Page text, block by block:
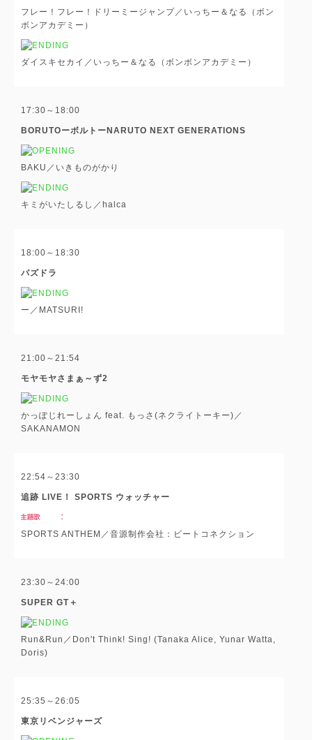
フレー！フレー！ドリーミージャンプ／いっちー＆なる（ボン
ボンアカデミー）
ダイスキセカイ／いっちー＆なる（ボンボンアカデミー）
17:30～18:00
BORUTOーボルトーNARUTO NEXT GENERATIONS
BAKU／いきものがかり
キミがいたしるし／halca
18:00～18:30
パズドラ
ー／MATSURI!
21:00～21:54
モヤモヤさまぁ～ず2
かっぽじれーしょん feat. もっさ(ネクライトーキー)／
SAKANAMON
22:54～23:30
追跡 LIVE！ SPORTS ウォッチャー
SPORTS ANTHEM／音源制作会社：ビートコネクション
23:30～24:00
SUPER GT＋
Run&Run／Don't Think! Sing! (Tanaka Alice, Yunar Watta,
Doris)
25:35～26:05
東京リベンジャーズ